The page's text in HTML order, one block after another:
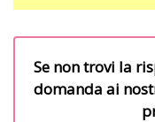
Se non trovi la
domanda ai